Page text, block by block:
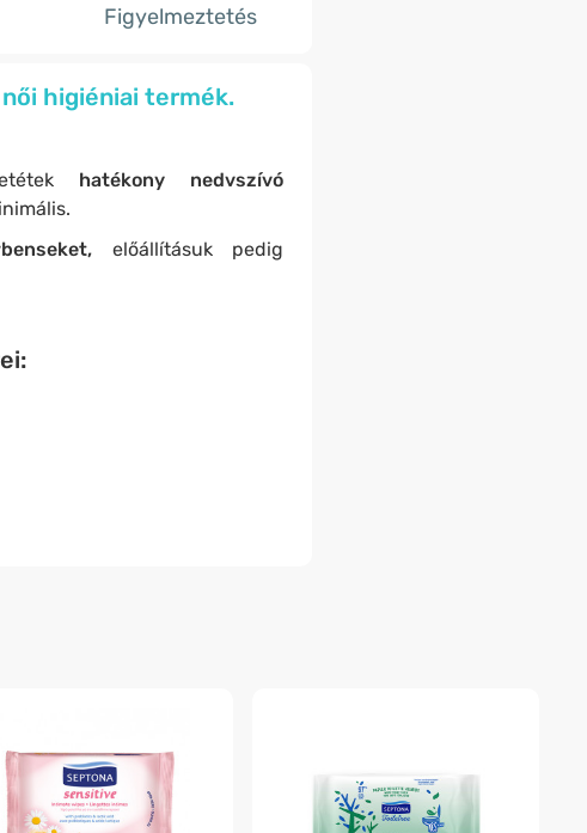
Figyelmeztetés
higiéniai termék.
hatékony nedvszívó
előállításuk pedig